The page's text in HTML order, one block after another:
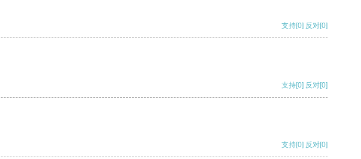
支持[0] 反对[0]
支持[0] 反对[0]
支持[0] 反对[0]